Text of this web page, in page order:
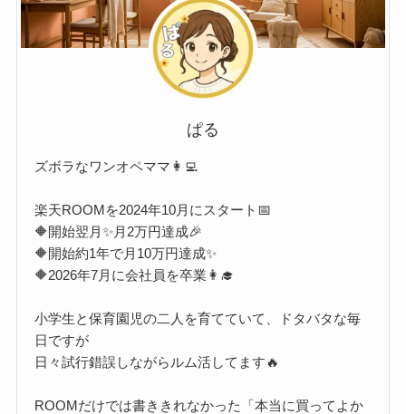
ぱる
ズボラなワンオペママ👩‍💻
楽天ROOMを2024年10月にスタート📅
🔶開始翌月✨月2万円達成🎉
🔶開始約1年で月10万円達成✨
🔶2026年7月に会社員を卒業👩‍🎓
小学生と保育園児の二人を育てていて、ドタバタな毎
日ですが
日々試行錯誤しながらルム活してます🔥
ROOMだけでは書ききれなかった「本当に買ってよか